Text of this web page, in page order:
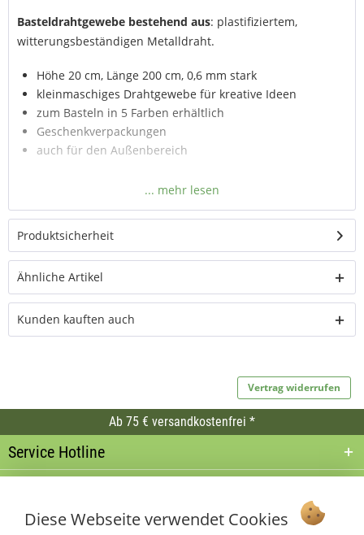
Basteldrahtgewebe bestehend aus: plastifiziertem,
witterungsbeständigen Metalldraht.
Höhe 20 cm, Länge 200 cm, 0,6 mm stark
kleinmaschiges Drahtgewebe für kreative Ideen
zum Basteln in 5 Farben erhältlich
Geschenkverpackungen
auch für den Außenbereich
Produktsicherheit
Ähnliche Artikel
Kunden kauften auch
Vertrag widerrufen
Ab 75 € versandkostenfrei *
Service Hotline
Informationen
Diese Webseite verwendet Cookies